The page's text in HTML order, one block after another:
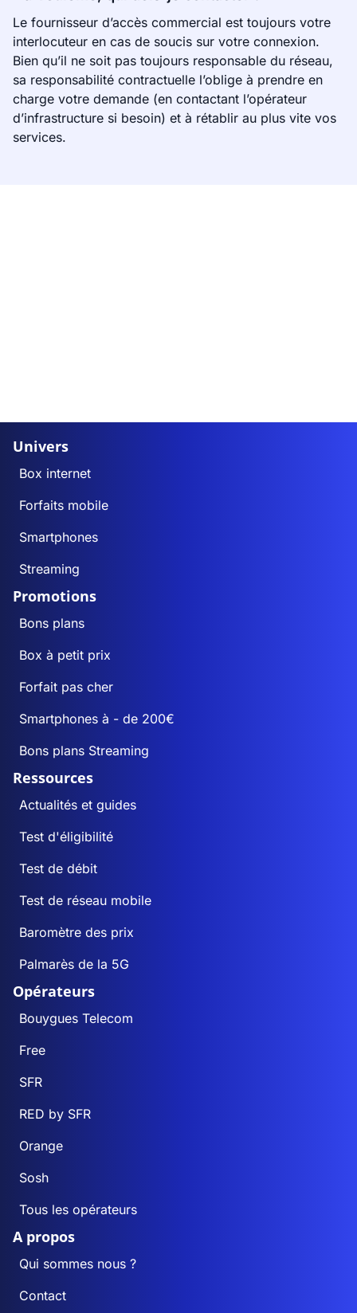
Le fournisseur d’accès commercial est toujours votre
interlocuteur en cas de soucis sur votre connexion.
Bien qu’il ne soit pas toujours responsable du réseau,
sa responsabilité contractuelle l’oblige à prendre en
charge votre demande (en contactant l’opérateur
d’infrastructure si besoin) et à rétablir au plus vite vos
services.
Univers
Box internet
Forfaits mobile
Smartphones
Streaming
Promotions
Bons plans
Box à petit prix
Forfait pas cher
Smartphones à - de 200€
Bons plans Streaming
Ressources
Actualités et guides
Test d'éligibilité
Test de débit
Test de réseau mobile
Baromètre des prix
Palmarès de la 5G
Opérateurs
Bouygues Telecom
Free
SFR
RED by SFR
Orange
Sosh
Tous les opérateurs
A propos
Qui sommes nous ?
Contact